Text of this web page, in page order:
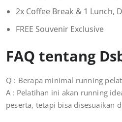
2x Coffee Break & 1 Lunch,
FREE Souvenir Exclusive
FAQ tentang
Q : Berapa minimal running
A : Pelatihan ini akan running
peserta, tetapi bisa disesuaikan